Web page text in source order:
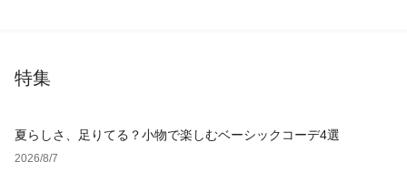
特集
夏らしさ、足りてる？小物で楽しむベーシックコーデ4選
2026/8/7